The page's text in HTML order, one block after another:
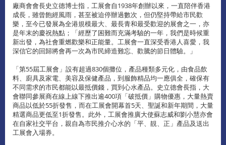
廠商會會長史立德博士指，工展會自1938年創辦以來，一直陪伴香港
成長，雖曾飽經風雨，甚至被迫停辦過數次，但仍堅持帶給市民歡
樂，至今已發展為全港規模最大、最長青和最受歡迎的展會之一，亦
是年末的慶祝熱點；「經歷了困難而充滿考驗的一年，我們是時候重
新出發，為社會重燃歡樂和正能量。工展會一直深受香港人喜愛，我
深信它的回歸將會再一次為市民締造難忘、歡騰的節日體驗。」
「第55屆工展會」設有超過830個攤位，產品種類多元化，由食品飲
料、廚具及家電、美容及保健產品，到服飾精品均一應俱全，確保有
不同需求的市民都能以最抵價錢，買到心水產品。史立德會長指，大
會聯同參展商在線上線下推出逾400項「破抵價」購物優惠，大量熱賣
商品以低於55折發售，而在工展會開幕首5天、聖誕和新年期間，大量
精選商品更低至1折發售。此外，工展會推廣大使蘇志威和劉小慧亦會
在自家社交平台，親自為市民推介心水的「平、靚、正」產品及送出
工展會入場券。